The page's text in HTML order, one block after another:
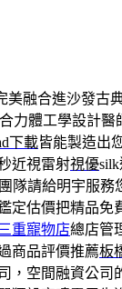
美融合進沙發古
力體工學設計
下載皆能製造出
近視雷射視優
隊請給明宇服務
定估價把精品免
三重寵物店總店管
商品評價推薦板
，空間融資公司